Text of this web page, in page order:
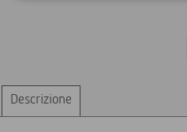
Descrizione